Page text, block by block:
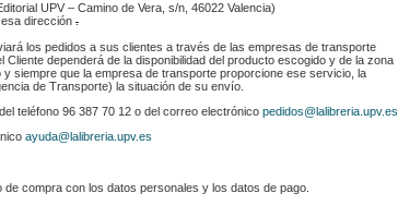
UPV – Camino de Vera, s/n, 46022 Valencia)
dirección .
los pedidos a sus clientes a través de las empresas de transporte
dependerá de la disponibilidad del producto escogido y de la zona
siempre que la empresa de transporte proporcione ese servicio, la
de Transporte) la situación de su envío.
teléfono 96 387 70 12 o del correo electrónico pedidos@lalibreria.upv.es
ayuda@lalibreria.upv.es
compra con los datos personales y los datos de pago.